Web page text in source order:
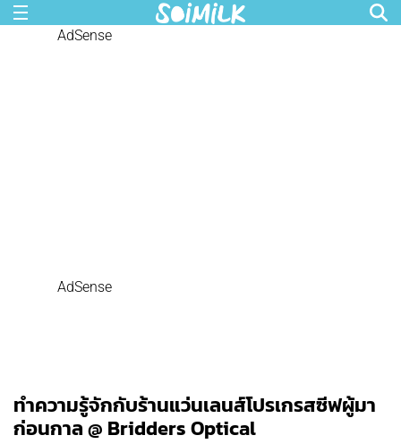
AdSense
AdSense
ทำความรู้จักกับร้านแว่นเลนส์โปรเกรสซีฟผู้มา
ก่อนกาล @ Bridders Optical